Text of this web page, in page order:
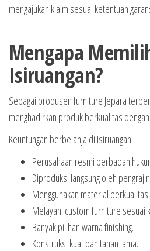
mengajukan klaim sesuai ketentuan
Mengapa
Isiruangan?
Sebagai produsen furniture Jepara
menghadirkan produk berkualitas
Keuntungan berbelanja di Isiruangan:
Perusahaan resmi berbadan
Diproduksi langsung oleh
Menggunakan material berkualitas.
Melayani custom furniture sesuai
Banyak pilihan warna finishing.
Konstruksi kuat dan tahan lama.